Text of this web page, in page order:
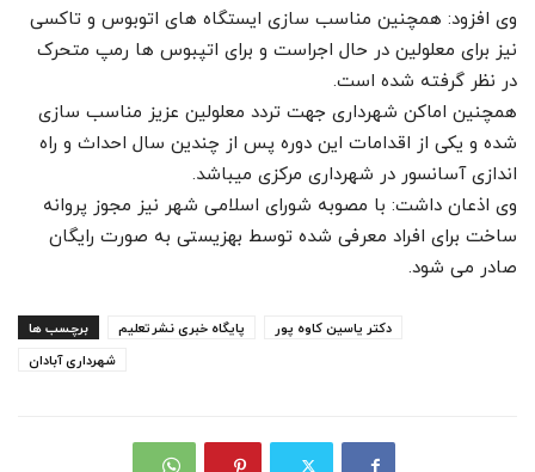
وی افزود: همچنین مناسب سازی ایستگاه های اتوبوس و تاکسی
نیز برای معلولین در حال اجراست و برای اتپبوس ها رمپ متحرک
در نظر گرفته شده است.
همچنین اماکن شهرداری جهت تردد معلولین عزیز مناسب سازی
شده و یکی از اقدامات این دوره پس از چندین سال احداث و راه
اندازی آسانسور در شهرداری مرکزی میباشد.
وی اذعان داشت: با مصوبه شورای اسلامی شهر نیز مجوز پروانه
ساخت برای افراد معرفی شده توسط بهزیستی به صورت رایگان
صادر می شود‌.
برچسب ها پایگاه خبری نشرتعلیم
دکتر یاسین کاوه پور
شهرداری آبادان